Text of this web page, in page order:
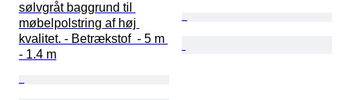
sølvgråt baggrund til
møbelpolstring af høj
kvalitet. - Betrækstof  - 5 m
- 1.4 m